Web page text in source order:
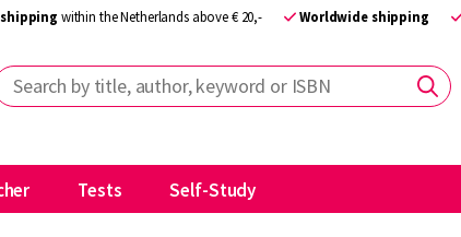
shipping within the Netherlands above € 20,- Worldwide shipping
by title, author, keyword or ISBN
Tests Self-Study